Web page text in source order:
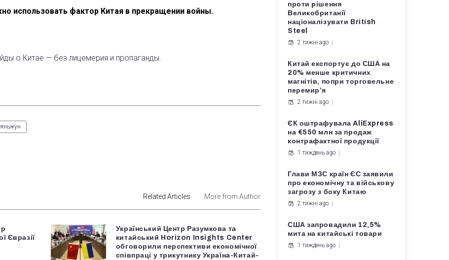
использовать фактор Китая в прекращении войны.
о Китае — без лицемерия и пропаганды.
Related Articles More from Author
Євразії
Український Центр Разумкова та
китайський Horizon Insights Center
обговорили перспективи економічної
співпраці у трикутнику Україна-Китай-
проти рішення
Великобританії
націоналізувати British
Steel
2 тижні ago
Китай експортує до США на
20% менше критичних
магнітів, попри торговельне
перемир’я
2 тижні ago
ЄК оштрафувала AliExpress
на €550 млн за продаж
контрафактної продукції
1 тиждень ago
Глави МЗС країн ЄС заявили
про економічну та військову
загрозу з боку Китаю
2 тижні ago
США запровадили 12,5%
мита на китайські товари
1 тиждень ago